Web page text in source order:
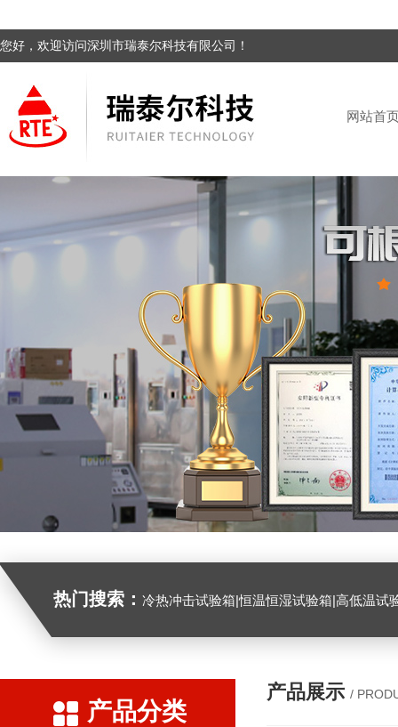
您好，欢迎访问深圳市瑞泰尔科技有限公司！
网站首
热门搜索： 冷热冲击试验箱|恒温恒湿试验箱|高低温试验箱|高低温交变试验箱|盐雾机|紫外线试验机|淋雨试验箱|臭氧试验箱|振动试
产品分类
产品展示 /